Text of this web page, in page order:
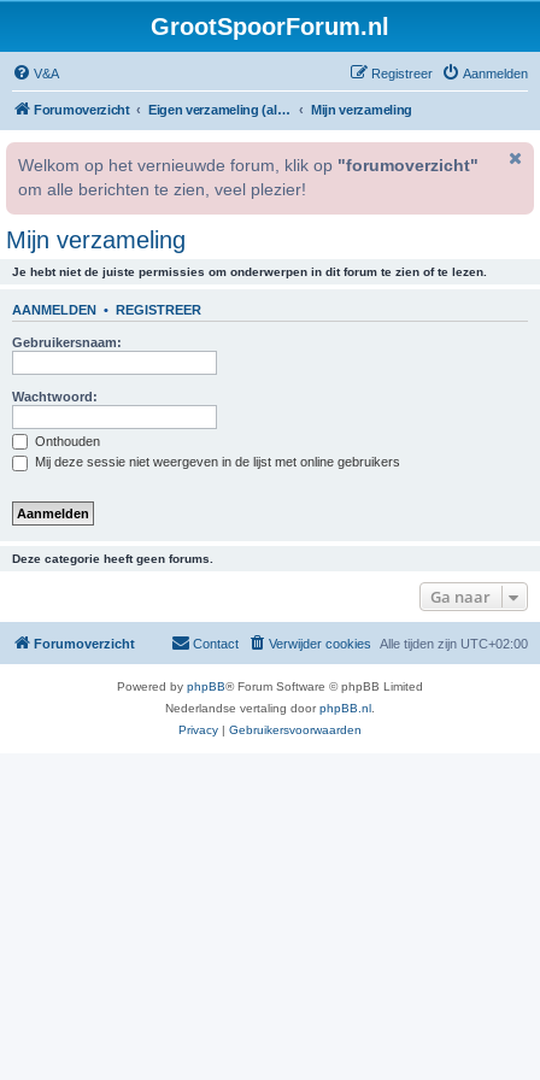
GrootSpoorForum.nl
V&A Aanmelden
Registreer
Forumoverzicht Eigen verzameling (alleen voor geregistreerde gebruikers). Mijn verzameling
Welkom op het vernieuwde forum, klik op "forumoverzicht"
om alle berichten te zien, veel plezier!
Mijn verzameling
Je hebt niet de juiste permissies om onderwerpen in dit forum te zien of te lezen.
AANMELDEN • REGISTREER
Gebruikersnaam:
Wachtwoord:
Onthouden
Mij deze sessie niet weergeven in de lijst met online gebruikers
Deze categorie heeft geen forums.
Ga naar
Forumoverzicht Alle tijden zijn UTC+02:00
Verwijder cookies
Contact
Powered by phpBB® Forum Software © phpBB Limited
Nederlandse vertaling doorphpBB.nl
Privacy | Gebruikersvoorwaarden